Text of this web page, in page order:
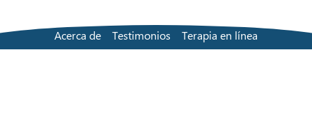
Acerca de Testimonios
Terapia en línea